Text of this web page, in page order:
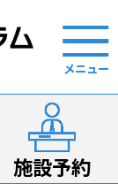
施設予約